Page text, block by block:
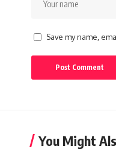
Save my name,
You Might